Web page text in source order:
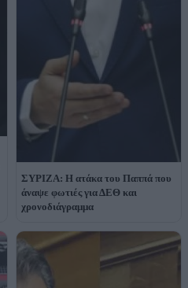
ΣΥΡΙΖΑ: Η ατάκα του Παππά που
άναψε φωτιές για ΔΕΘ και
χρονοδιάγραμμα